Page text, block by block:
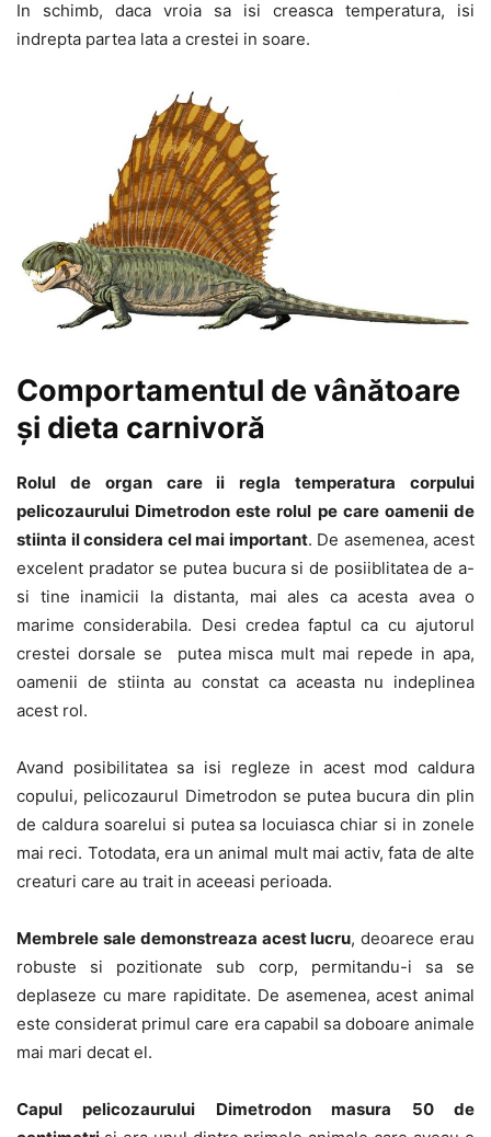
In schimb, daca vroia sa isi creasca temperatura, isi
indrepta partea lata a crestei in soare.
Comportamentul de vânătoare
și dieta carnivoră
Rolul de organ care ii regla temperatura corpului
pelicozaurului Dimetrodon este rolul pe care oamenii de
stiinta il considera cel mai important. De asemenea, acest
excelent pradator se putea bucura si de posiiblitatea de a-
si tine inamicii la distanta, mai ales ca acesta avea o
marime considerabila. Desi credea faptul ca cu ajutorul
crestei dorsale se putea misca mult mai repede in apa,
oamenii de stiinta au constat ca aceasta nu indeplinea
acest rol.
Avand posibilitatea sa isi regleze in acest mod caldura
copului, pelicozaurul Dimetrodon se putea bucura din plin
de caldura soarelui si putea sa locuiasca chiar si in zonele
mai reci. Totodata, era un animal mult mai activ, fata de alte
creaturi care au trait in aceeasi perioada.
Membrele sale demonstreaza acest lucru, deoarece erau
robuste si pozitionate sub corp, permitandu-i sa se
deplaseze cu mare rapiditate. De asemenea, acest animal
este considerat primul care era capabil sa doboare animale
mai mari decat el.
Capul pelicozaurului Dimetrodon masura 50 de